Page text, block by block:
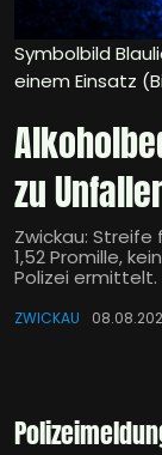
Symbolbild
einem Einsatz
zu
Zwickau:
1,52 Promille,
Polizei ermittelt.
ZWICKAU